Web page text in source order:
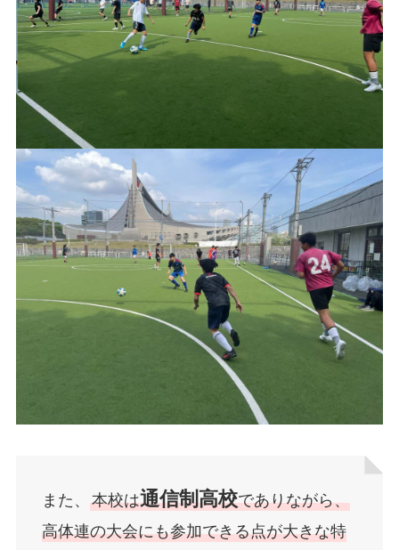
また、 本校は通信制高校でありながら、
高体連の大会にも参加できる点が大きな特